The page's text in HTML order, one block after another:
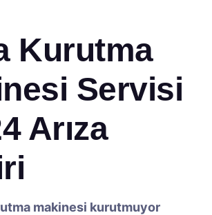
Kurutma
Servisi
Arıza
makinesi kurutmuyor